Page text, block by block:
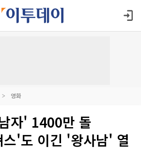
영화
자' 1400만 돌
'도 이긴 '왕사남' 열